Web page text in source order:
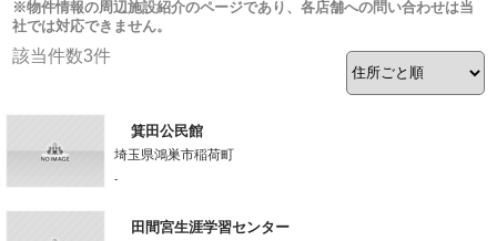
※物件情報の周辺施設紹介のページであり、各店舗への問い合わせは当
社では対応できません。
該当件数3件
箕田公民館
埼玉県鴻巣市稲荷町
-
田間宮生涯学習センター